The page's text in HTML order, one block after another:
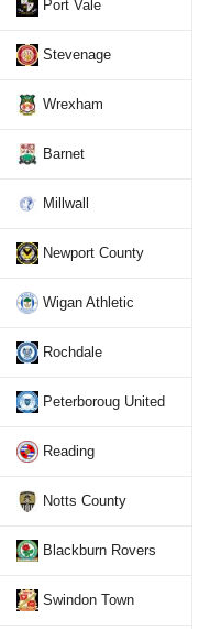
Port Vale
Stevenage
Wrexham
Barnet
Millwall
Newport County
Wigan Athletic
Rochdale
Peterboroug United
Reading
Notts County
Blackburn Rovers
Swindon Town